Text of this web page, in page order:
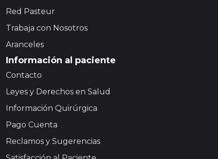
Red Pasteur
Trabaja con Nosotros
Aranceles
Información al paciente
Contacto
Leyes y Derechos en Salud
Información Quirúrgica
Pago Cuenta
Reclamos y Sugerencias